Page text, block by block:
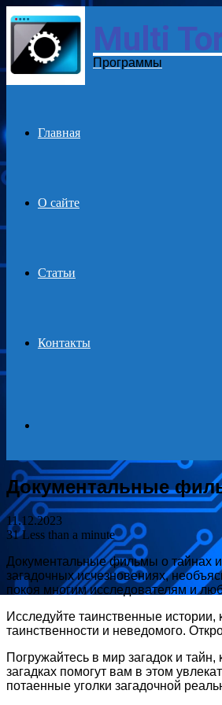
Menu Multi
Программы
Главная
О сайте
Статьи
Контакты
for
Документальные
11.12.2023
31Less than a minute
Документальные фильмы о тайнах
загадочных исчезновениях,
покоя многим исследователям и
Исследуйте таинственные
таинственности и неведомого.
Погружайтесь в мир загадок и
загадках помогут вам в этом
потаенные уголки загадочной